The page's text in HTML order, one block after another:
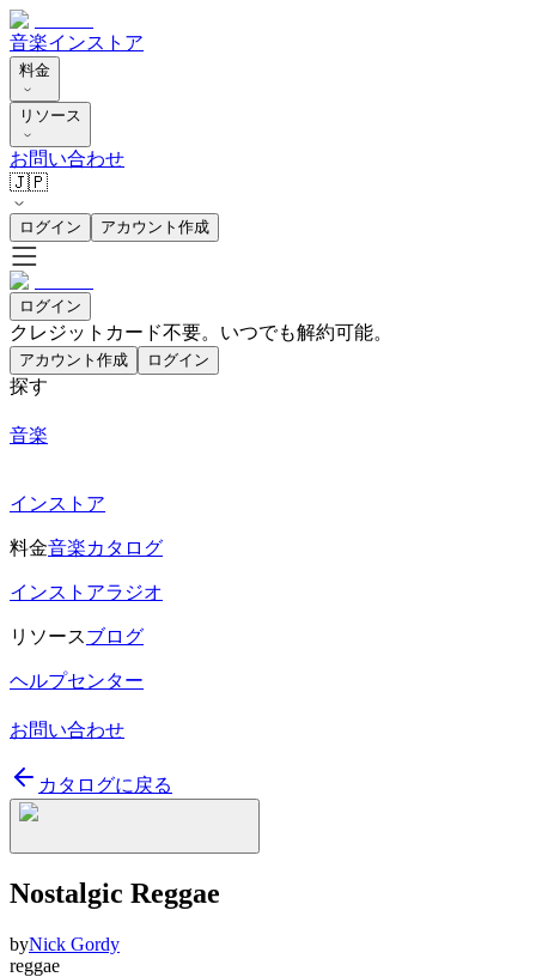
音楽インストア
料金
リソース
お問い合わせ
🇯🇵
ログイン アカウント作成
ログイン
クレジットカード不要。いつでも解約可能。
アカウント作成 ログイン
探す
音楽
インストア
料金音楽カタログ
インストアラジオ
リソースブログ
ヘルプセンター
お問い合わせ
カタログに戻る
Nostalgic Reggae
byNick Gordy
reggae